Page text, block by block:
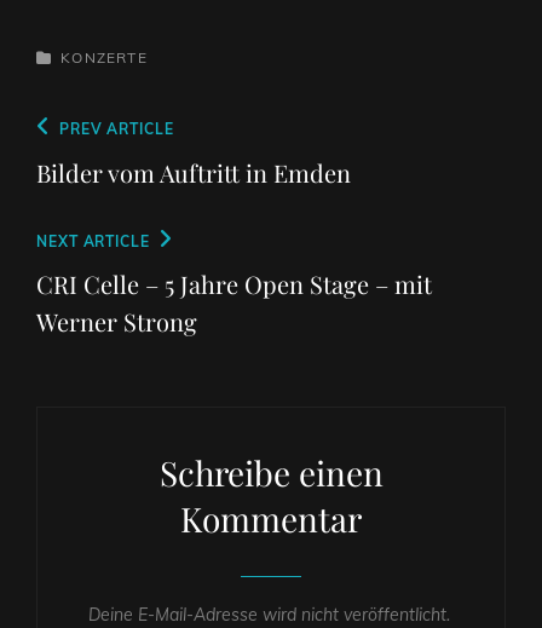
CATEGORIES
KONZERTE
Beitragsnavigation
Previous
Post
PREV ARTICLE
Bilder vom Auftritt in Emden
Next
NEXT ARTICLE
CRI Celle – 5 Jahre Open Stage – mit
Werner Strong
Schreibe einen
Kommentar
Deine E-Mail-Adresse wird nicht veröffentlicht.